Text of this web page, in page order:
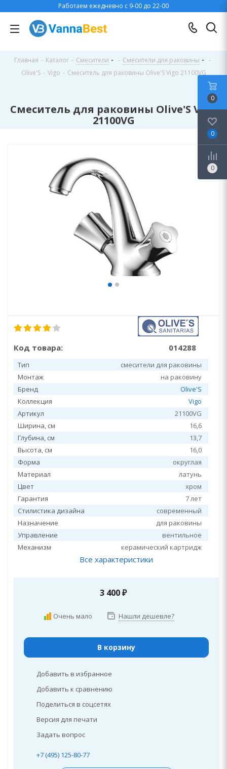
Работаем ежедневно с 9-00 до 22-00
Главная - Каталог - Смесители - Смесители для раковины
-
Olive'S - Vigo - Смеситель для раковины Olive'S Vigo 21100VG
Смеситель для раковины Olive'S Vigo
21100VG
Код товара: 014288
Тип
смесители для раковины
Монтаж
на раковину
Бренд
Olive'S
Коллекция
Vigo
Артикул
21100VG
Ширина, см
16,6
Глубина, см
13,7
Высота, см
16,0
Форма
округлая
Материал
латунь
Цвет
хром
Гарантия
7 лет
Стилистика дизайна
современный
Назначение
для раковины
Управление
вентильное
Механизм
керамический картридж
Все характеристики
3 400₽
Очень мало Нашли дешевле?
В корзину
Добавить в избранное
Добавить к сравнению
Поделиться в соцсетях
Версия для печати
Задать вопрос
+7 (495) 125-80-77
0
0
0